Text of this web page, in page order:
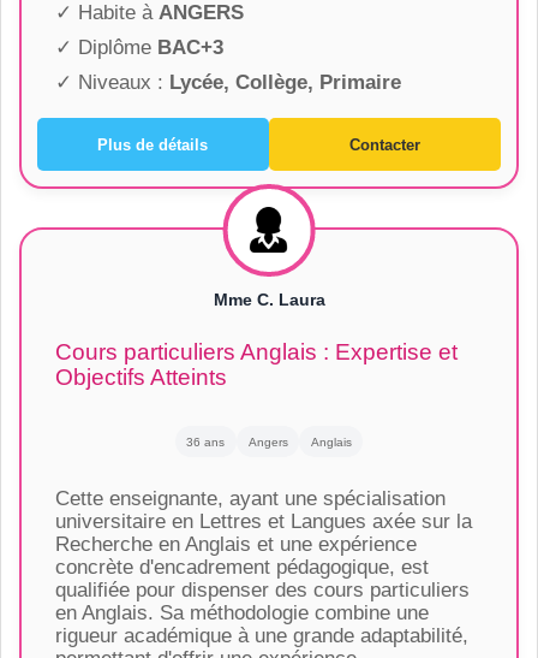
✓ Habite à ANGERS
✓ Diplôme BAC+3
✓ Niveaux : Lycée, Collège, Primaire
Plus de détails Contacter
Mme C. Laura
Cours particuliers Anglais : Expertise et
Objectifs Atteints
36 ans Angers Anglais
Cette enseignante, ayant une spécialisation
universitaire en Lettres et Langues axée sur la
Recherche en Anglais et une expérience
concrète d'encadrement pédagogique, est
qualifiée pour dispenser des cours particuliers
en Anglais. Sa méthodologie combine une
rigueur académique à une grande adaptabilité,